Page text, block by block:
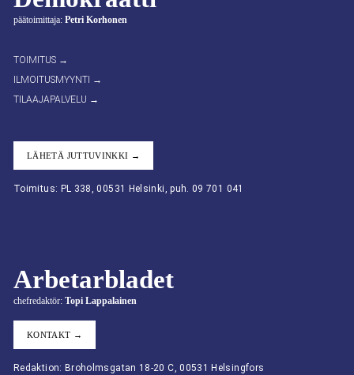
päätoimittaja: Petri Korhonen
TOIMITUS →
ILMOITUSMYYNTI →
TILAAJAPALVELU →
LÄHETÄ JUTTUVINKKI →
Toimitus: PL 338, 00531 Helsinki, puh. 09 701 041
Arbetarbladet
chefredaktör: Topi Lappalainen
KONTAKT →
Redaktion: Broholmsgatan 18-20 C, 00531 Helsingfors